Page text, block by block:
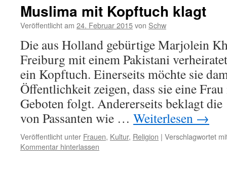
Muslima mit Kopftuch klagt
Veröffentlicht am 24. Februar 2015von Schw
Die aus Holland gebürtige Marjolein
Freiburg mit einem Pakistani
ein Kopftuch. Einerseits möchte sie
Öffentlichkeit zeigen, dass sie eine
Geboten folgt. Andererseits beklagt
von Passanten wie … Weiterlesen →
Veröffentlicht unter Frauen, Kultur, Religion | Verschlagwortet
Kommentar hinterlassen